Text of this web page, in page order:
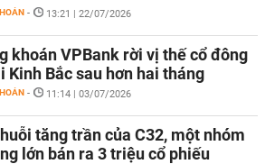
- 13:21 | 22/07/2026
khoán VPBank rời vị thế cổ đông
Kinh Bắc sau hơn hai tháng
- 11:14 | 03/07/2026
tăng trần của C32, một nhóm
lớn bán ra 3 triệu cổ phiếu